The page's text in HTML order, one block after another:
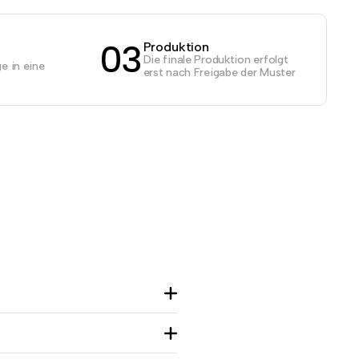
in eine 03 Produktion
Die finale Produktion erfolgt
erst nach Freigabe der Muster